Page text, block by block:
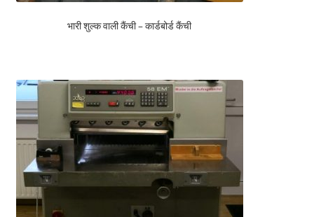
भारी शुल्क वाली कैंची – कार्डबोर्ड कैंची